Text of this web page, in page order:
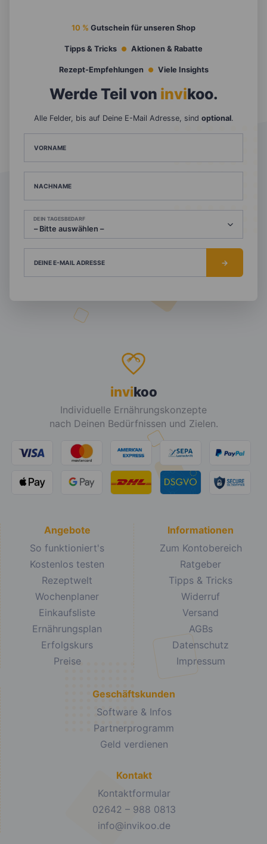
10 % Gutschein für unseren Shop
Tipps & Tricks Aktionen & Rabatte
Rezept-Empfehlungen Viele Insights
Werde Teil von invikoo.
Alle Felder, bis auf Deine E-Mail Adresse, sind optional.
VORNAME
NACHNAME
DEIN TAGESBEDARF
DEINE E-MAIL ADRESSE
invikoo
Individuelle Ernährungskonzepte
nach Deinen Bedürfnissen und Zielen.
Angebote
So funktioniert's
Kostenlos testen
Rezeptwelt
Wochenplaner
Einkaufsliste
Ernährungsplan
Erfolgskurs
Preise
Informationen
Zum Kontobereich
Ratgeber
Tipps & Tricks
Widerruf
Versand
AGBs
Datenschutz
Impressum
Geschäftskunden
Software & Infos
Partnerprogramm
Geld verdienen
Kontakt
Kontaktformular
02642 – 988 0813
info@invikoo.de